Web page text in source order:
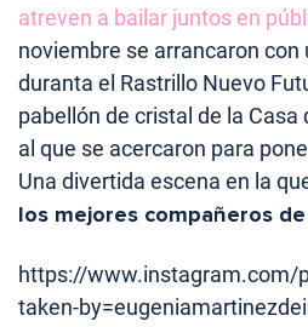
atreven a bailar juntos en
noviembre se arrancaron con
duranta el Rastrillo Nuevo
pabellón de cristal de la
al que se acercaron para
Una divertida escena en la
los mejores compañeros
https://www.instagram.com/
taken-